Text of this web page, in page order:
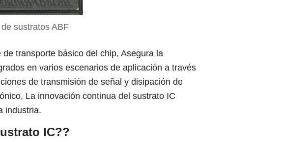
sustratos ABF
transporte básico del chip, Asegura la
en varios escenarios de aplicación a través
de transmisión de señal y disipación de
La innovación continua del sustrato IC
industria.
IC??